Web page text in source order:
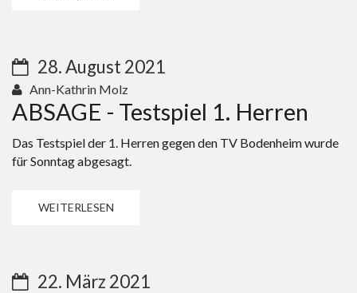
28. August 2021
Ann-Kathrin Molz
ABSAGE - Testspiel 1. Herren
Das Testspiel der 1. Herren gegen den TV Bodenheim wurde
für Sonntag abgesagt.
WEITERLESEN
22. März 2021